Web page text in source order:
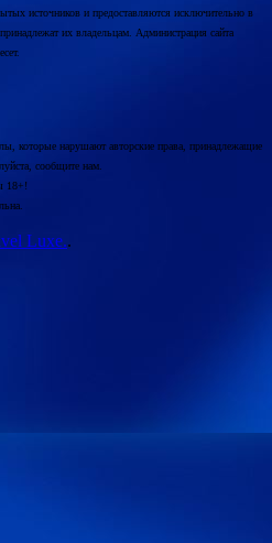
источников и предоставляются исключительно в
их владельцам. Администрация сайта
которые нарушают авторские права, принадлежащие
сообщите нам.
18+!
Luxe..